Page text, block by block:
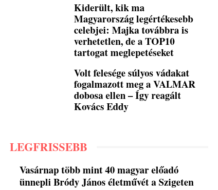
Kiderült, kik ma
Magyarország legértékesebb
celebjei: Majka továbbra is
verhetetlen, de a TOP10
tartogat meglepetéseket
Volt felesége súlyos vádakat
fogalmazott meg a VALMAR
dobosa ellen – Így reagált
Kovács Eddy
LEGFRISSEBB
Vasárnap több mint 40 magyar előadó
ünnepli Bródy János életművét a Szigeten